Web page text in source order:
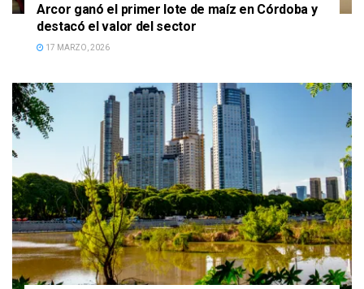
Arcor ganó el primer lote de maíz en Córdoba y
destacó el valor del sector
17 MARZO, 2026